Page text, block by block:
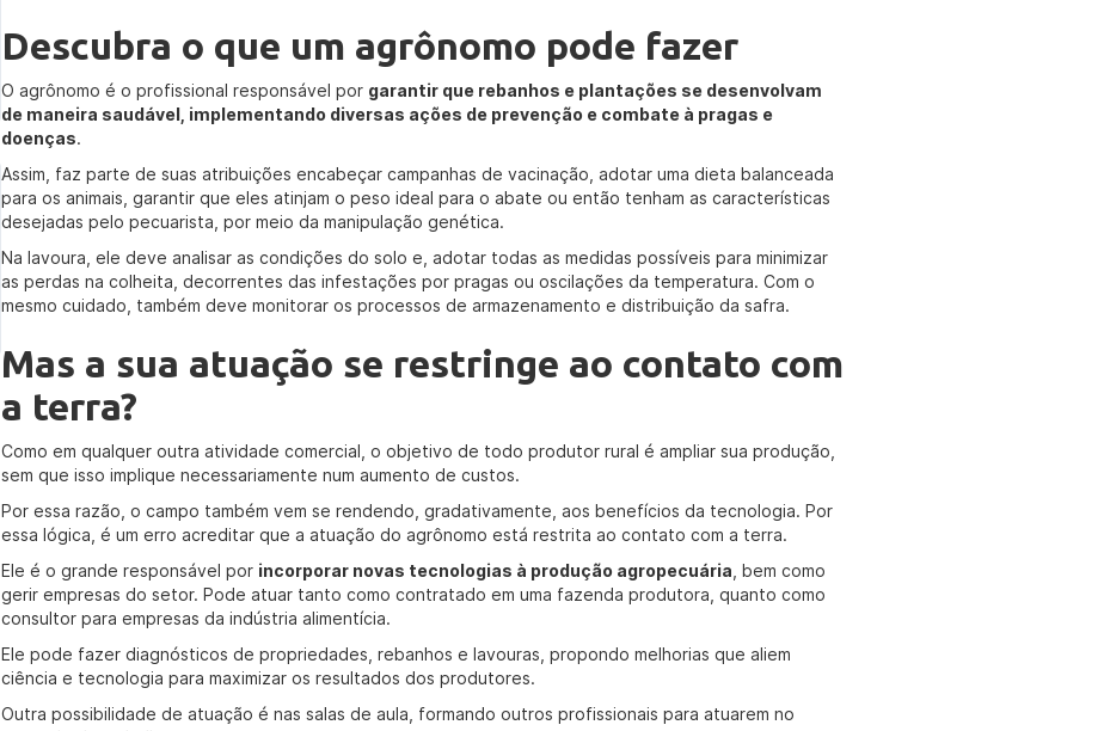
Descubra o que um agrônomo pode fazer
O agrônomo é o profissional responsável por garantir que rebanhos e plantações se desenvolvam
de maneira saudável, implementando diversas ações de prevenção e combate à pragas e
doenças.
Assim, faz parte de suas atribuições encabeçar campanhas de vacinação, adotar uma dieta balanceada
para os animais, garantir que eles atinjam o peso ideal para o abate ou então tenham as características
desejadas pelo pecuarista, por meio da manipulação genética.
Na lavoura, ele deve analisar as condições do solo e, adotar todas as medidas possíveis para minimizar
as perdas na colheita, decorrentes das infestações por pragas ou oscilações da temperatura. Com o
mesmo cuidado, também deve monitorar os processos de armazenamento e distribuição da safra.
Mas a sua atuação se restringe ao contato com
a terra?
Como em qualquer outra atividade comercial, o objetivo de todo produtor rural é ampliar sua produção,
sem que isso implique necessariamente num aumento de custos.
Por essa razão, o campo também vem se rendendo, gradativamente, aos benefícios da tecnologia. Por
essa lógica, é um erro acreditar que a atuação do agrônomo está restrita ao contato com a terra.
Ele é o grande responsável por incorporar novas tecnologias à produção agropecuária , bem como
gerir empresas do setor. Pode atuar tanto como contratado em uma fazenda produtora, quanto como
consultor para empresas da indústria alimentícia.
Ele pode fazer diagnósticos de propriedades, rebanhos e lavouras, propondo melhorias que aliem
ciência e tecnologia para maximizar os resultados dos produtores.
Outra possibilidade de atuação é nas salas de aula, formando outros profissionais para atuarem no